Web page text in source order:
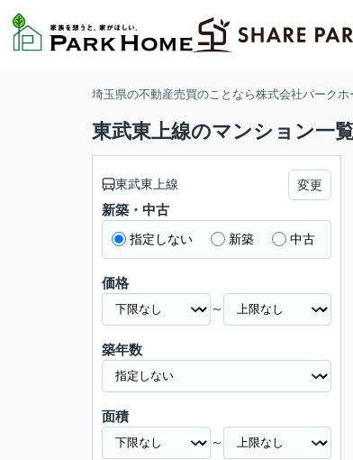
埼玉県の不動産売買のことなら株式会社パークホ
東武東上線のマンション一
東武東上線 変更
新築・中古
指定しない 新築 中古
価格
～
築年数
面積
～